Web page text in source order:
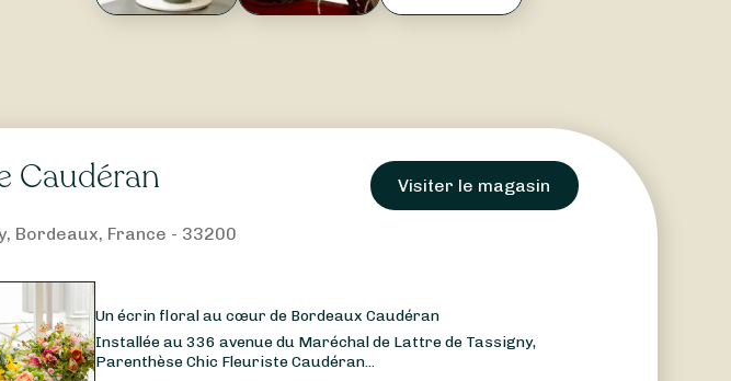
Caudéran Visiter le magasin
Bordeaux, France - 33200
Un écrin floral au cœur de Bordeaux Caudéran
Installée au 336 avenue du Maréchal de Lattre de Tassigny,
Parenthèse Chic Fleuriste Caudéran...